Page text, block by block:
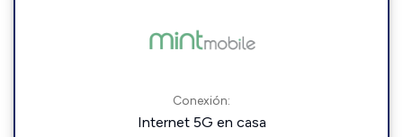
Conexión:
Internet 5G en casa